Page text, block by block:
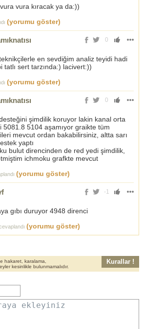
vura kıracak ya da:))
(yorumu göster)
0
en sevdiğim analiz teyidi hadi
tatlı sert tarzında:) lacivert:))
(yorumu göster)
0
şimdilik koruyor lakin kanal orta
5081.8 5104 aşamıyor graikte tüm
mevcut ordan bakabilirsiniz, altta sarı
yaptı
bulut direncinden de red yedi şimdilik,
ichmoku grafkte mevcut
(yorumu göster)
-1
gıbı duruyor 4948 direnci
(yorumu göster)
hakaret, karalama,
kesinlikle bulunmamalıdır.
Kurallar !
ekleyiniz